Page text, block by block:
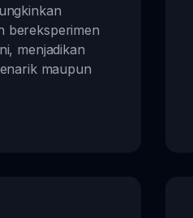
bereksperimen
menjadikan
maupun